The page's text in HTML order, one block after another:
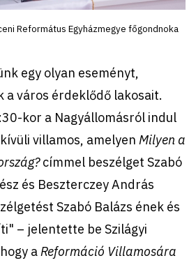
Református Egyházmegye főgondnoka
egy olyan eseményt,
a város érdeklődő lakosait.
kor a Nagyállomásról indul
villamos, amelyen Milyen a
címmel beszélget Szabó
és Beszterczey András
Szabó Balázs ének és
– jelentette be Szilágyi
aReformáció Villamosára